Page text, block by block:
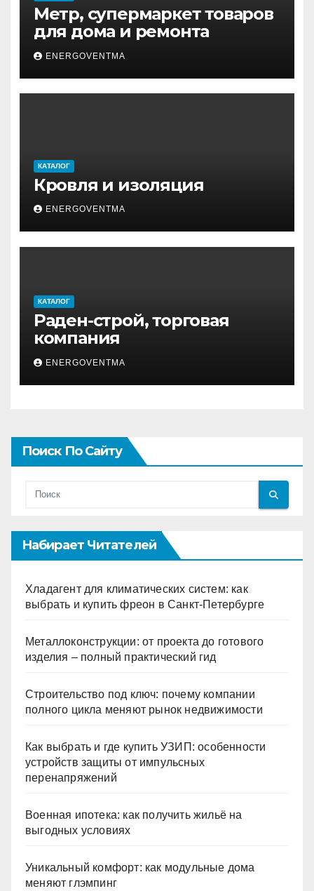
Метр, супермаркет товаров
для дома и ремонта
ENERGOVENTMA
КАТАЛОГ
Кровля и изоляция
ENERGOVENTMA
КАТАЛОГ
Раден-строй, торговая
компания
ENERGOVENTMA
Поиск По Сайту
Набирает Читателей
Хладагент для климатических систем: как
выбрать и купить фреон в Санкт-Петербурге
Металлоконструкции: от проекта до готового
изделия – полный практический гид
Строительство под ключ: почему компании
полного цикла меняют рынок недвижимости
Как выбрать и где купить УЗИП: особенности
устройств защиты от импульсных
перенапряжений
Военная ипотека: как получить жильё на
выгодных условиях
Уникальный комфорт: как модульные дома
меняют глэмпинг